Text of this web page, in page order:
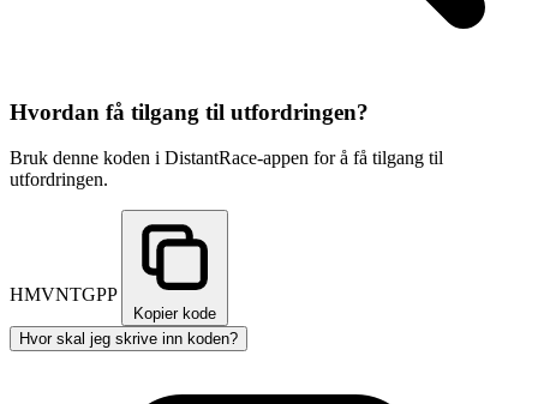
Hvordan få tilgang til utfordringen?
Bruk denne koden i DistantRace-appen for å få tilgang til
utfordringen.
HMVNTGPP
Kopier kode
Hvor skal jeg skrive inn koden?